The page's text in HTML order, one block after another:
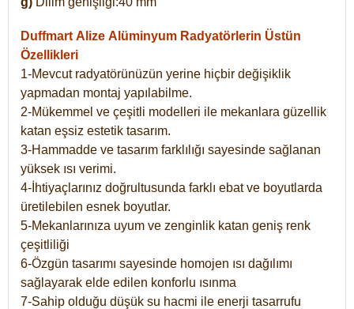
Duffmart Alize Alüminyum Radyatörlerin Üstün
Özellikleri
1-Mevcut radyatörünüzün yerine hiçbir değişiklik
yapmadan montaj yapılabilme.
2-Mükemmel ve çeşitli modelleri ile mekanlara güzellik
katan eşsiz estetik tasarım.
3-Hammadde ve tasarım farklılığı sayesinde sağlanan
yüksek ısı verimi.
4-İhtiyaçlarınız doğrultusunda farklı ebat ve boyutlarda
üretilebilen esnek boyutlar.
5-Mekanlarınıza uyum ve zenginlik katan geniş renk
çeşitliliği
6-Özgün tasarımı sayesinde homojen ısı dağılımı
sağlayarak elde edilen konforlu ısınma
7-Sahip olduğu düşük su hacmi ile enerji tasarrufu